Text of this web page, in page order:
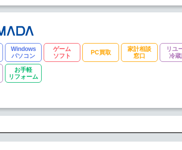
Windows
パソコン
ゲーム
ソフト
PC買取
家計相談
窓口
リユ
冷蔵
お手軽
リフォーム